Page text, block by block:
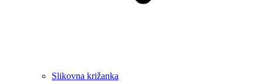
Slikovna križanka